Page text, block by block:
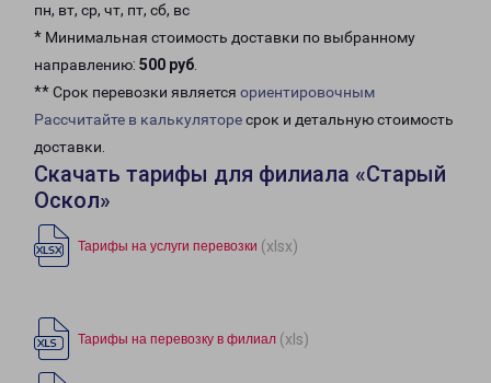
пн, вт, ср, чт, пт, сб, вс
* Минимальная стоимость доставки по выбранному
направлению: 500 руб.
** Срок перевозки является ориентировочным
Рассчитайте в калькуляторесрок и детальную стоимость
доставки.
Скачать тарифы для филиала «Старый
Оскол»
Тарифы на услуги перевозки (xlsx)
Тарифы на перевозку в филиал (xls)